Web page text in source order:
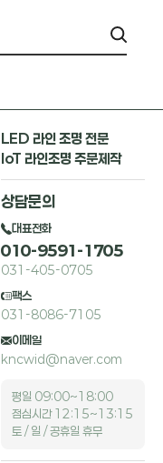
LED 라인 조명 전문
IoT 라인조명 주문제작
상담문의
대표전화
010-9591-1705
031-405-0705
팩스
031-8086-7105
이메일
kncwid@naver.com
평일 09:00~18:00
점심시간 12:15~13:15
토 / 일 / 공휴일 휴무